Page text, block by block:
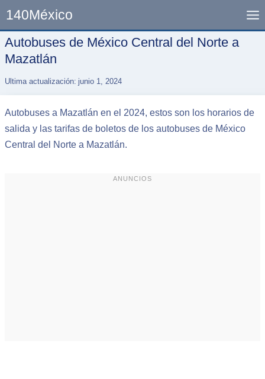
content
140México
Autobuses de México Central del Norte a
Mazatlán
Ultima actualización: junio 1, 2024
Autobuses a Mazatlán en el 2024, estos son los horarios de
salida y las tarifas de boletos de los autobuses de México
Central del Norte a Mazatlán.
ANUNCIOS